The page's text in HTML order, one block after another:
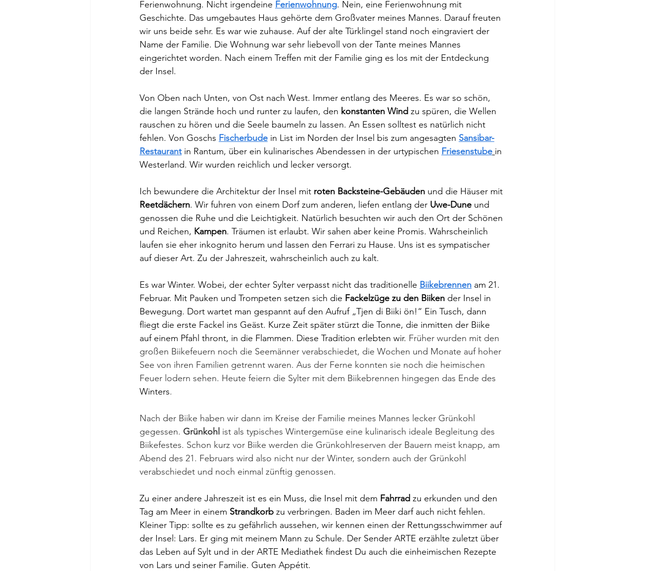
Ferienwohnung. Nicht irgendeine Ferienwohnung. Nein, eine Ferienwohnung mit
Geschichte. Das umgebautes Haus gehörte dem Großvater meines Mannes. Darauf freuten
wir uns beide sehr. Es war wie zuhause. Auf der alte Türklingel stand noch eingraviert der
Name der Familie. Die Wohnung war sehr liebevoll von der Tante meines Mannes
eingerichtet worden. Nach einem Treffen mit der Familie ging es los mit der Entdeckung
der Insel.
Von Oben nach Unten, von Ost nach West. Immer entlang des Meeres. Es war so schön,
die langen Strände hoch und runter zu laufen, den konstanten Wind zu spüren, die Wellen
rauschen zu hören und die Seele baumeln zu lassen. An Essen solltest es natürlich nicht
fehlen. Von Goschs Fischerbude in List im Norden der Insel bis zum angesagten Sansibar-
Restaurant in Rantum, über ein kulinarisches Abendessen in der urtypischen Friesenstube in
Westerland. Wir wurden reichlich und lecker versorgt.
Ich bewundere die Architektur der Insel mit roten Backsteine-Gebäuden und die Häuser mit
Reetdächern. Wir fuhren von einem Dorf zum anderen, liefen entlang der Uwe-Dune und
genossen die Ruhe und die Leichtigkeit. Natürlich besuchten wir auch den Ort der Schönen
und Reichen, Kampen. Träumen ist erlaubt. Wir sahen aber keine Promis. Wahrscheinlich
laufen sie eher inkognito herum und lassen den Ferrari zu Hause. Uns ist es sympatischer
auf dieser Art. Zu der Jahreszeit, wahrscheinlich auch zu kalt.
Es war Winter. Wobei, der echter Sylter verpasst nicht das traditionelle Biikebrennen am 21.
Februar. Mit Pauken und Trompeten setzen sich die Fackelzüge zu den Biiken der Insel in
Bewegung. Dort wartet man gespannt auf den Aufruf „Tjen di Biiki ön!“ Ein Tusch, dann
fliegt die erste Fackel ins Geäst. Kurze Zeit später stürzt die Tonne, die inmitten der Biike
auf einem Pfahl thront, in die Flammen. Diese Tradition erlebten wir. Früher wurden mit den
großen Biikefeuern noch die Seemänner verabschiedet, die Wochen und Monate auf hoher
See von ihren Familien getrennt waren. Aus der Ferne konnten sie noch die heimischen
Feuer lodern sehen. Heute feiern die Sylter mit dem Biikebrennen hingegen das Ende des
Winters.
Nach der Biike haben wir dann im Kreise der Familie meines Mannes lecker Grünkohl
gegessen. Grünkohl ist als typisches Wintergemüse eine kulinarisch ideale Begleitung des
Biikefestes. Schon kurz vor Biike werden die Grünkohlreserven der Bauern meist knapp, am
Abend des 21. Februars wird also nicht nur der Winter, sondern auch der Grünkohl
verabschiedet und noch einmal zünftig genossen.
Zu einer andere Jahreszeit ist es ein Muss, die Insel mit dem Fahrrad zu erkunden und den
Tag am Meer in einem Strandkorb zu verbringen. Baden im Meer darf auch nicht fehlen.
Kleiner Tipp: sollte es zu gefährlich aussehen, wir kennen einen der Rettungsschwimmer auf
der Insel: Lars. Er ging mit meinem Mann zu Schule. Der Sender ARTE erzählte zuletzt über
das Leben auf Sylt und in der ARTE Mediathek findest Du auch die einheimischen Rezepte
von Lars und seiner Familie. Guten Appétit.